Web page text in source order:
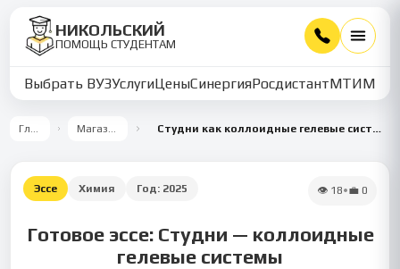
НИКОЛЬСКИЙ
ПОМОЩЬ СТУДЕНТАМ
Выбрать ВУЗУслугиЦеныСинергияРосдистантМТИММУ
Главная Магазин работ Студни как коллоидные гелевые системы: характеристики и применение
Эссе Химия Год: 2025 👁 18•💼 0
Готовое эссе: Студни — коллоидные
гелевые системы